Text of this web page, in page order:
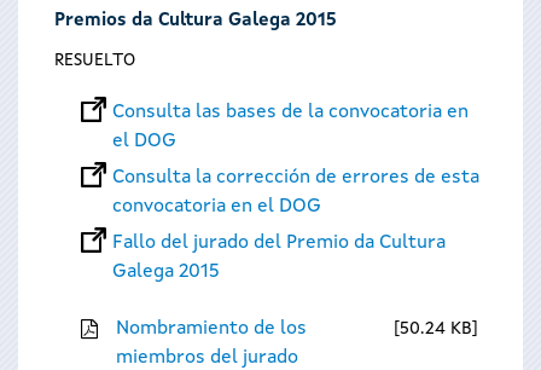
Premios da Cultura Galega 2015
RESUELTO
Consulta las bases de la convocatoria en
el DOG
Consulta la corrección de errores de esta
convocatoria en el DOG
Fallo del jurado del Premio da Cultura
Galega 2015
Nombramiento de los
miembros del jurado
50.24 KB